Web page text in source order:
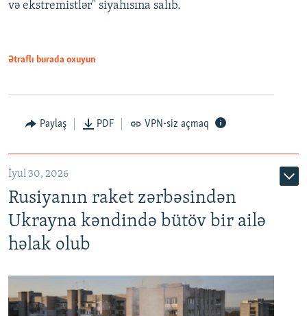
və ekstremistlər" siyahısına salıb.
Ətraflı burada oxuyun
Paylaş PDF VPN-siz açmaq
İyul 30, 2026
Rusiyanın raket zərbəsindən
Ukrayna kəndində bütöv bir ailə
həlak olub